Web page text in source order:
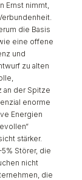
Ernst nimmt,
die Basis
eine offene
und
zu alten
an der Spitze
enorme
Energien
stärker.
Störer, die
nicht
die